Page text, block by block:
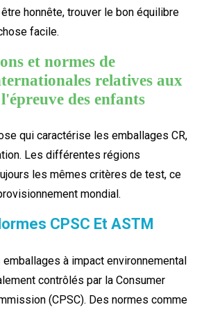
être honnête, trouver le bon équilibre
facile.
et normes de
relatives aux
des enfants
qui caractérise les emballages CR,
Les différentes régions
les mêmes critères de test, ce
mondial.
CPSC Et ASTM
à impact environnemental
contrôlés par la Consumer
(CPSC). Des normes comme